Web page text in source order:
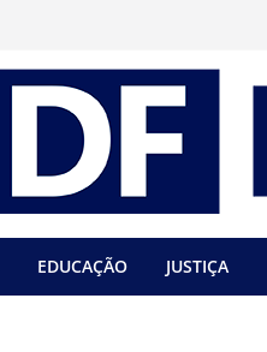
EDUCAÇÃO JUSTIÇA